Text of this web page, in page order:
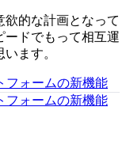
的な計画となって
ードでもって相互運
ます。
フォームの新機能
フォームの新機能